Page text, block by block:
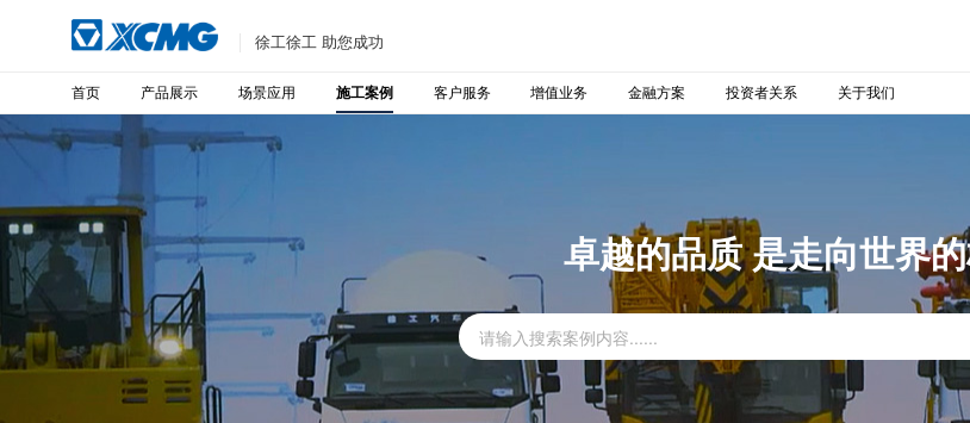
徐工徐工 助您成功
首页 产品展示 场景应用 施工案例 客户服务 增值业务 金融方案 投资者关系 关于我们
卓越的品质 是走向世界